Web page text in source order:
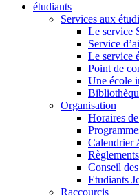
étudiants
Services aux
Le service
Service
Le service
Point de
Une école
Organisation
Horaires
Calendrier
Conseil
Etudiants
Raccourcis